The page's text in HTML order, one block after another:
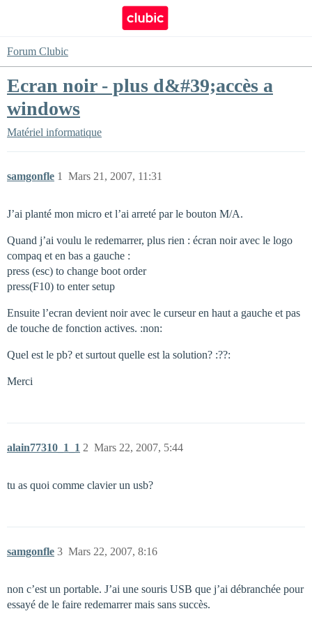
Forum Clubic
Ecran noir - plus d&#39;accès a
windows
Matériel informatique
samgonfle Mars 21, 2007, 11:31
1
J’ai planté mon micro et l’ai arreté par le bouton M/A.
Quand j’ai voulu le redemarrer, plus rien : écran noir avec le logo
compaq et en bas a gauche :
press (esc) to change boot order
press(F10) to enter setup
Ensuite l’ecran devient noir avec le curseur en haut a gauche et pas
de touche de fonction actives. :non:
Quel est le pb? et surtout quelle est la solution? :??:
Merci
alain77310_1_1 Mars 22, 2007, 5:44
2
tu as quoi comme clavier un usb?
samgonfle Mars 22, 2007, 8:16
3
non c’est un portable. J’ai une souris USB que j’ai débranchée pour
essayé de le faire redemarrer mais sans succès.